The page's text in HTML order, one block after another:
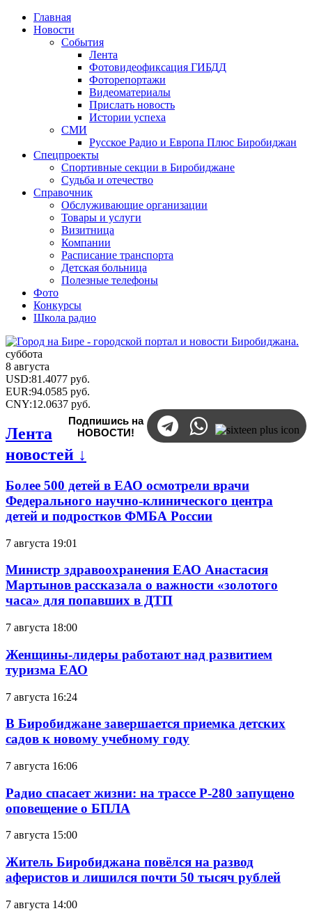
Главная
Новости
События
Лента
Фотовидеофиксация ГИБДД
Фоторепортажи
Видеоматериалы
Прислать новость
Истории успеха
СМИ
Русское Радио и Европа Плюс Биробиджан
Спецпроекты
Спортивные секции в Биробиджане
Судьба и отечество
Справочник
Обслуживающие организации
Товары и услуги
Визитница
Компании
Расписание транспорта
Детская больница
Полезные телефоны
Фото
Конкурсы
Школа радио
суббота
8 августа
USD:81.4077 руб.
EUR:94.0585 руб.
CNY:12.0637 руб.
Подпишись на
НОВОСТИ!
Лента
новостей ↓
Более 500 детей в ЕАО осмотрели врачи
Федерального научно-клинического центра
детей и подростков ФМБА России
7 августа 19:01
Министр здравоохранения ЕАО Анастасия
Мартынов рассказала о важности «золотого
часа» для попавших в ДТП
7 августа 18:00
Женщины-лидеры работают над развитием
туризма ЕАО
7 августа 16:24
В Биробиджане завершается приемка детских
садов к новому учебному году
7 августа 16:06
Радио спасает жизни: на трассе Р-280 запущено
оповещение о БПЛА
7 августа 15:00
Житель Биробиджана повёлся на развод
аферистов и лишился почти 50 тысяч рублей
7 августа 14:00